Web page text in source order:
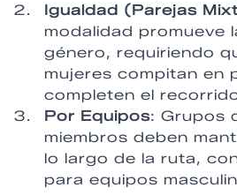
Igualdad (Parejas
modalidad promueve
género, requiriendo
mujeres compitan en
completen el
Por Equipos: Grupos
miembros deben
lo largo de la ruta,
para equipos